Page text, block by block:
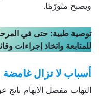
ويصبح متورّمًا.
توصية طبية: حتى في
للمتابعة واتخاذ إجراءات
أسباب لا تزال غامضة
التهاب مفصل الابهام